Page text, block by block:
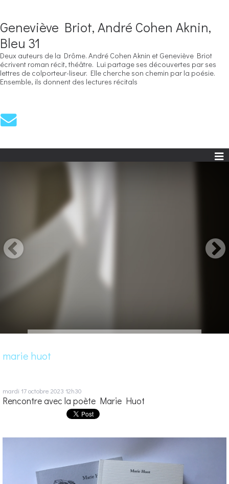
Geneviève Briot, André Cohen Aknin,
Bleu 31
Deux auteurs de la Drôme. André Cohen Aknin et Geneviève Briot
écrivent roman récit, théâtre. Lui partage ses découvertes par ses
lettres de colporteur-liseur. Elle cherche son chemin par la poésie.
Ensemble, ils donnent des lectures récitals
marie huot
mardi 17octobre 2023 12h30
Rencontre avec la poète Marie Huot